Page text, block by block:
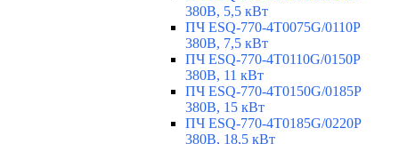
380В, 5,5 кВт
ПЧ ESQ-770-4T0075G/0110P
380В, 7,5 кВт
ПЧ ESQ-770-4T0110G/0150P
380В, 11 кВт
ПЧ ESQ-770-4T0150G/0185P
380В, 15 кВт
ПЧ ESQ-770-4T0185G/0220P
380В, 18,5 кВт